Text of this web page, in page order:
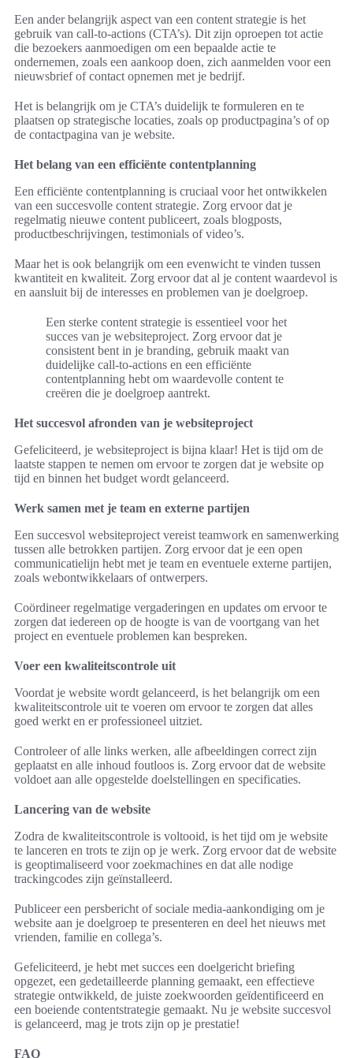
Een ander belangrijk aspect van een content strategie is het
gebruik van call-to-actions (CTA’s). Dit zijn oproepen tot actie
die bezoekers aanmoedigen om een bepaalde actie te
ondernemen, zoals een aankoop doen, zich aanmelden voor een
nieuwsbrief of contact opnemen met je bedrijf.
Het is belangrijk om je CTA’s duidelijk te formuleren en te
plaatsen op strategische locaties, zoals op productpagina’s of op
de contactpagina van je website.
Het belang van een efficiënte contentplanning
Een efficiënte contentplanning is cruciaal voor het ontwikkelen
van een succesvolle content strategie. Zorg ervoor dat je
regelmatig nieuwe content publiceert, zoals blogposts,
productbeschrijvingen, testimonials of video’s.
Maar het is ook belangrijk om een evenwicht te vinden tussen
kwantiteit en kwaliteit. Zorg ervoor dat al je content waardevol is
en aansluit bij de interesses en problemen van je doelgroep.
Een sterke content strategie is essentieel voor het
succes van je websiteproject. Zorg ervoor dat je
consistent bent in je branding, gebruik maakt van
duidelijke call-to-actions en een efficiënte
contentplanning hebt om waardevolle content te
creëren die je doelgroep aantrekt.
Het succesvol afronden van je websiteproject
Gefeliciteerd, je websiteproject is bijna klaar! Het is tijd om de
laatste stappen te nemen om ervoor te zorgen dat je website op
tijd en binnen het budget wordt gelanceerd.
Werk samen met je team en externe partijen
Een succesvol websiteproject vereist teamwork en samenwerking
tussen alle betrokken partijen. Zorg ervoor dat je een open
communicatielijn hebt met je team en eventuele externe partijen,
zoals webontwikkelaars of ontwerpers.
Coördineer regelmatige vergaderingen en updates om ervoor te
zorgen dat iedereen op de hoogte is van de voortgang van het
project en eventuele problemen kan bespreken.
Voer een kwaliteitscontrole uit
Voordat je website wordt gelanceerd, is het belangrijk om een
kwaliteitscontrole uit te voeren om ervoor te zorgen dat alles
goed werkt en er professioneel uitziet.
Controleer of alle links werken, alle afbeeldingen correct zijn
geplaatst en alle inhoud foutloos is. Zorg ervoor dat de website
voldoet aan alle opgestelde doelstellingen en specificaties.
Lancering van de website
Zodra de kwaliteitscontrole is voltooid, is het tijd om je website
te lanceren en trots te zijn op je werk. Zorg ervoor dat de website
is geoptimaliseerd voor zoekmachines en dat alle nodige
trackingcodes zijn geïnstalleerd.
Publiceer een persbericht of sociale media-aankondiging om je
website aan je doelgroep te presenteren en deel het nieuws met
vrienden, familie en collega’s.
Gefeliciteerd, je hebt met succes een doelgericht briefing
opgezet, een gedetailleerde planning gemaakt, een effectieve
strategie ontwikkeld, de juiste zoekwoorden geïdentificeerd en
een boeiende contentstrategie gemaakt. Nu je website succesvol
is gelanceerd, mag je trots zijn op je prestatie!
FAQ